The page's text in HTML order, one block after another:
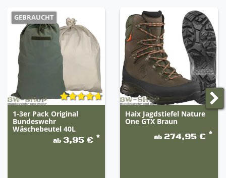
Bitte beachten Sie: Aufgrund der Vielzahl von
Stiefeln, ist es uns nicht möglich jeden Stiefel einzeln
abzubilden und genau zu beschreiben. Die Stiefel
sind der Abbildung ähnlich und können leicht
abweichen.
Bitte richten Sie sich nach der Artikelbeschreibung.
GEBRAUCHT
1-3er Pack Original
Bundeswehr
Wäschebeutel 40L
ab 3,95 € *
Haix Jagdstiefel Nature
One GTX Braun
ab 274,95 € *